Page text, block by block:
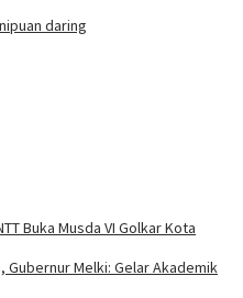
daring
Buka Musda VI Golkar Kota
Gubernur Melki: Gelar Akademik